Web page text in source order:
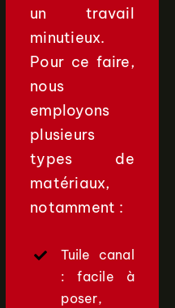
un travail
minutieux.
Pour ce faire,
nous
employons
plusieurs
types de
matériaux,
notamment :
Tuile canal
: facile à
poser,